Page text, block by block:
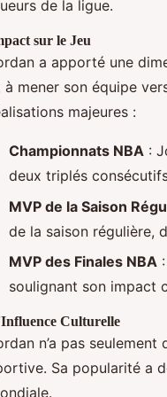
de la ligue.
sur le Jeu
a apporté une
à mener son équipe
majeures :
Championnats NBA :
deux triplés
MVP de la Saison
de la saison régulière,
MVP des Finales NBA
soulignant son impact
Culturelle
n’a pas
Sa popularité a